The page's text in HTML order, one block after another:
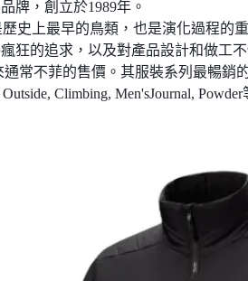
牌，創立於1989年。
史上最早的鳥類，也是演化過程的
狂的追求，以及對產品設計和做工
常不菲的售價。 其服裝系列最暢銷
Climbing, Men'sJournal,